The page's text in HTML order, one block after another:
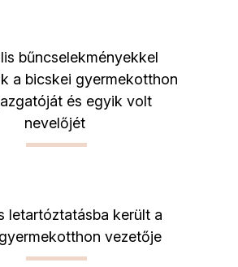
bűncselekményekkel
a bicskei gyermekotthon
és egyik volt
nevelőjét
letartóztatásba került a
vezetője